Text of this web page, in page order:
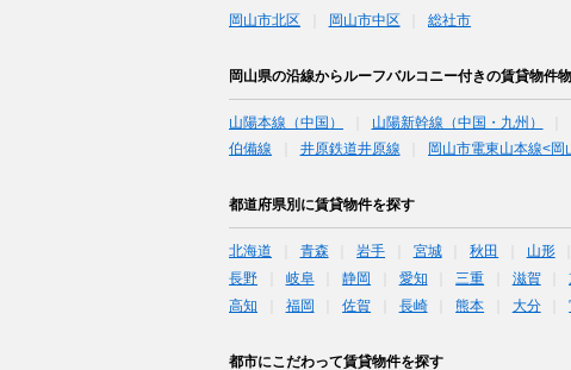
岡山市北区 岡山市中区 総社市
岡山県の沿線からルーフバルコニー付きの賃貸物件
山陽本線（中国） 山陽新幹線（中国・九州）
伯備線
井原鉄道井原線 岡山市電東山本線<岡
都道府県別に賃貸物件を探す
北海道 青森 岩手 宮城 秋田 山形
長野
岐阜 静岡 愛知 三重 滋賀
高知
福岡 佐賀 長崎 熊本 大分
都市にこだわって賃貸物件を探す